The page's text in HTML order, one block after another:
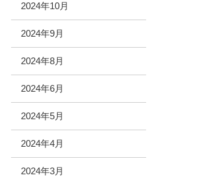
2024年10月
2024年9月
2024年8月
2024年6月
2024年5月
2024年4月
2024年3月